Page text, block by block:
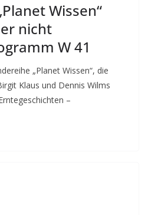
Wissen“
nicht
W 41
„Planet Wissen“, die
Klaus und Dennis Wilms
–